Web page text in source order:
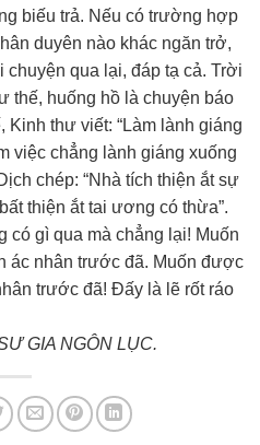
biếu trả. Nếu có trường hợp
duyên nào khác ngăn trở,
qua lại, đáp tạ cả. Trời
thế, huống hồ là chuyện báo
thư viết: “Làm lành giáng
việc chẳng lành giáng xuống
chép: “Nhà tích thiện ắt sự
thiện ắt tai ương có thừa”.
có gì qua mà chẳng lại! Muốn
ác nhân trước đã. Muốn được
trước đã! Đấy là lẽ rốt ráo
GIA NGÔN LỤC.